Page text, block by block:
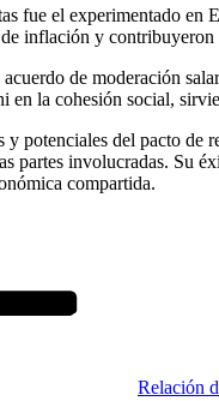
fue el experimentado
inflación y
de moderación
en la cohesión social,
potenciales del pacto de
partes involucradas. Su
compartida.
Relación